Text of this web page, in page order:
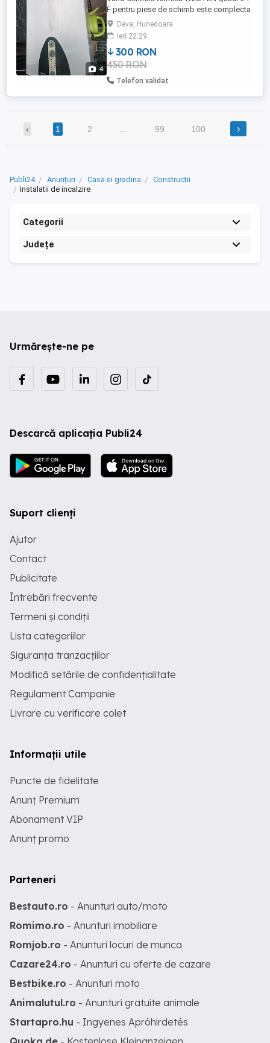
4
F pentru piese de schimb este complecta
+tubulatura evacuare .
Deva, Hunedoara
ieri 22:29
300 RON
450 RON
Telefon validat
‹ 1 2 99 100 ›
Publi24 Anunțuri Casa si gradina
Constructii
Instalatii de incalzire
Categorii
Județe
Urmărește-ne pe
Descarcă aplicația Publi24
Suport clienți
Ajutor
Contact
Publicitate
Întrebări frecvente
Termeni și condiții
Lista categoriilor
Siguranța tranzacțiilor
Modifică setările de confidențialitate
Regulament Campanie
Livrare cu verificare colet
Informații utile
Puncte de fidelitate
Anunț Premium
Abonament VIP
Anunț promo
Parteneri
Bestauto.ro - Anunturi auto/moto
Romimo.ro - Anunturi imobiliare
Romjob.ro - Anunturi locuri de munca
Cazare24.ro - Anunturi cu oferte de cazare
Bestbike.ro - Anunturi moto
Animalutul.ro - Anunturi gratuite animale
Startapro.hu - Ingyenes Apróhirdetés